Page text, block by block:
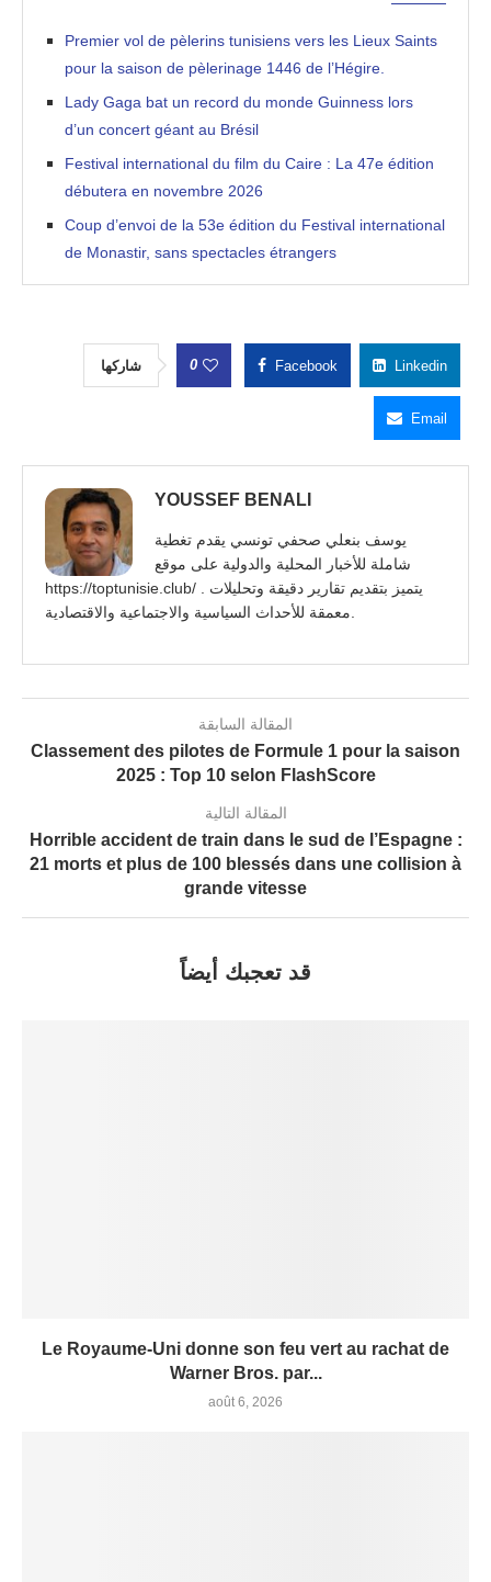
Premier vol de pèlerins tunisiens vers les Lieux Saints
pour la saison de pèlerinage 1446 de l’Hégire.
Lady Gaga bat un record du monde Guinness lors
d’un concert géant au Brésil
Festival international du film du Caire : La 47e édition
débutera en novembre 2026
Coup d’envoi de la 53e édition du Festival international
de Monastir, sans spectacles étrangers
شاركها 0 Facebook Linkedin
Email
YOUSSEF BENALI
يوسف بنعلي صحفي تونسي يقدم تغطية
شاملة للأخبار المحلية والدولية على موقع
https://toptunisie.club/ . يتميز بتقديم تقارير دقيقة وتحليلات
معمقة للأحداث السياسية والاجتماعية والاقتصادية.
المقالة السابقة
Classement des pilotes de Formule 1 pour la saison
2025 : Top 10 selon FlashScore
المقالة التالية
Horrible accident de train dans le sud de l’Espagne :
21 morts et plus de 100 blessés dans une collision à
grande vitesse
قد تعجبك أيضاً
Le Royaume-Uni donne son feu vert au rachat de
Warner Bros. par...
août 6, 2026